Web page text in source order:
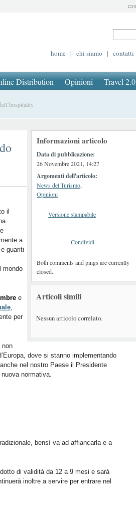
home | chi siamo | contatti
Distribution Opinioni Travel 2.0
Informazioni articolo
Data di pubblicazione:
26 Novembre 2021, 14:27
Argomenti dell'articolo:
News del Turismo,
Opinioni
Versione stampabile
Condividi
Both comments and pings are currently
closed.
Articoli simili
Nessun articolo correlato.
il
a
guariti
mondo
e
,
per
non
dove si stanno implementando
nel nostro Paese il Presidente
normativa.
bensì va ad affiancarla e a
di validità da 12 a 9 mesi e sarà
inoltre a servire per entrare nel